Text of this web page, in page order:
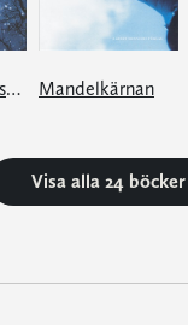
När förnuftet sover Mandelkärnan
Visa alla 24 böcker